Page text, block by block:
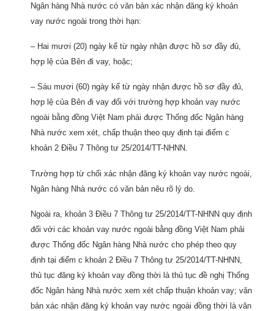
Ngân hàng Nhà nước có văn bản xác nhận đăng ký khoản
vay nước ngoài trong thời hạn:
– Hai mươi (20) ngày kể từ ngày nhận được hồ sơ đầy đủ,
hợp lệ của Bên đi vay, hoặc;
– Sáu mươi (60) ngày kể từ ngày nhận được hồ sơ đầy đủ,
hợp lệ của Bên đi vay đối với trường hợp khoản vay nước
ngoài bằng đồng Việt Nam phải được Thống đốc Ngân hàng
Nhà nước xem xét, chấp thuận theo quy định tại điểm c
khoản 2 Điều 7 Thông tư 25/2014/TT-NHNN.
Trường hợp từ chối xác nhận đăng ký khoản vay nước ngoài,
Ngân hàng Nhà nước có văn bản nêu rõ lý do.
Ngoài ra, khoản 3 Điều 7 Thông tư 25/2014/TT-NHNN quy định
đối với các khoản vay nước ngoài bằng đồng Việt Nam phải
được Thống đốc Ngân hàng Nhà nước cho phép theo quy
định tại điểm c khoản 2 Điều 7 Thông tư 25/2014/TT-NHNN,
thủ tục đăng ký khoản vay đồng thời là thủ tục đề nghị Thống
đốc Ngân hàng Nhà nước xem xét chấp thuận khoản vay; văn
bản xác nhận đăng ký khoản vay nước ngoài đồng thời là văn